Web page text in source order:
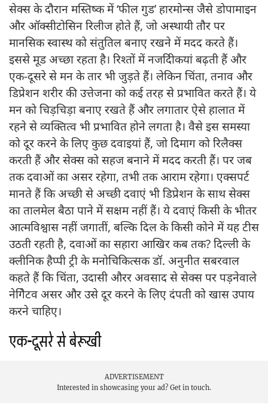
सेक्स के दौरान मस्तिष्क में ‘फील गुड’ हारमोन्स जैसे डोपामाइन
और ऑक्सीटोसिन रिलीज होते हैं, जो अस्थायी तौर पर
मानसिक स्वास्थ को संतुतिल बनाए रखने में मदद करते हैं।
इससे मूड अच्छा रहता है। रिश्ताें में नजदीिकयां बढ़ती हैं और
एक-दूसरे से मन के तार भी जुड़ते हैं। लेकिन चिंता, तनाव और
डिप्रेशन शरीर की उत्तेजना काे कई तरह से प्रभावित करते हैं। ये
मन को चिड़चिड़ा बनाए रखते हैं और लगातार ऐसे हालात में
रहने से व्यक्तित्व भी प्रभावित होने लगता है। वैसे इस समस्या
को दूर करने के लिए कुछ दवाइयां हैं, जो दिमाग को रिलैक्स
करती हैं और सेक्स को सहज बनाने में मदद करती हैं। पर जब
तक दवाओं का असर रहेगा, तभी तक आराम रहेगा। एक्सपर्ट
मानते हैं कि अच्छी से अच्छी दवाएं भी डिप्रेशन के साथ सेक्स
का तालमेल बैठा पाने में सक्षम नहीं हैं। ये दवाएं किसी के भीतर
आत्मविश्वास नहीं जगातीं, बल्कि दिल के किसी कोने में यह टीस
उठती रहती है, दवाओं का सहारा आखिर कब तक? दिल्ली के
क्लीनिक हैप्पी ट्री के मनोचिकित्सक डॉ. अनुनीत सबरवाल
कहते हैं कि चिंता, उदासी औरर अवसाद से सेक्स पर पड़नेवाले
नेगेिटव असर और उसे दूर करने के लिए दंपती को खास उपाय
करने चाहिए।
एक-दूसरे से बेरूखी
ADVERTISEMENT
Interested in showcasing your ad? Get in touch.